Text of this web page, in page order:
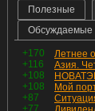
Полезные
Обсуждаемые
+170
+116
Азия.
+108
+108
+87